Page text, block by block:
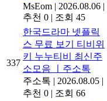
MsEom | 2026.08.06 |
추천 0 | 조회 45
337
한국드라마 넷플릭
스 무료 보기 티비위
키 누누티비 최신주
소모음 ㅣ주소톡
주소톡 | 2026.08.05 |
추천 0 | 조회 66